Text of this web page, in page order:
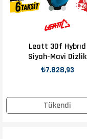
Tükendi
Leatt 3Df Hybrıd
Siyah-Mavi Dizlik
₺7.828,93